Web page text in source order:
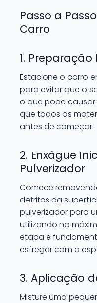
Passo a
Carro
1. Preparação
Estacione o carro
para evitar que o
o que pode
que todos os
antes de começar.
2. Enxágue
Pulverizador
Comece
detritos da
pulverizador para
utilizando no
etapa é
esfregar com a
3. Aplicação
Misture uma